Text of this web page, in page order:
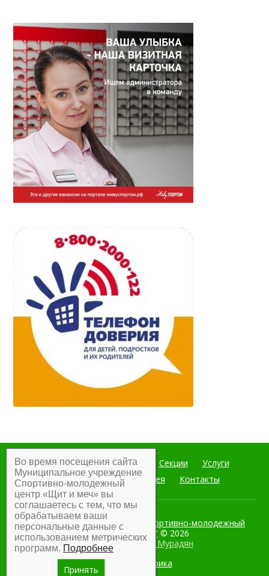
Главная Мероприятия Секции
Услуги
Документы
Фотогалерея Контакты
Муниципальное учреждение Спортивно-молодежный
центр "Щит и меч" © 2026
Разработка:Армен Мурадян
Во время посещения сайта
Муниципальное учреждение
Спортивно-молодежный
центр «Щит и меч» вы
соглашаетесь с тем, что мы
обрабатываем ваши
персональные данные с
использованием метрических
программ. Подробнее